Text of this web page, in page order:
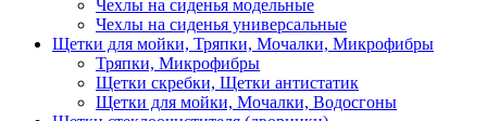
Чехлы на сиденья модельные
Чехлы на сиденья универсальные
Щетки для мойки, Тряпки, Мочалки, Микрофибры
Тряпки, Микрофибры
Щетки скребки, Щетки антистатик
Щетки для мойки, Мочалки, Водосгоны